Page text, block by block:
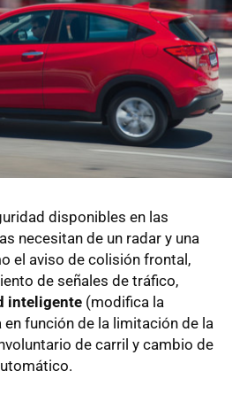
disponibles en las
necesitan de un radar y una
el aviso de colisión frontal,
de señales de tráfico,
inteligente (modifica la
función de la limitación de la
de carril y cambio de